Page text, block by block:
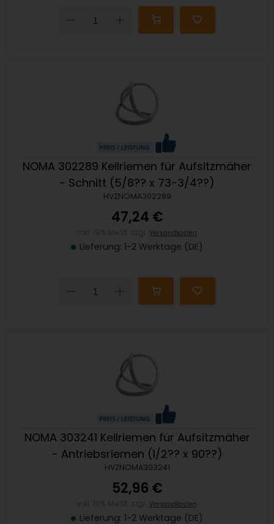
Down
NOMA 302289 Keilriemen für Aufsitzmäher
- Schnitt (5/8?? x 73-3/4??)
HVZNOMA302289
47,24 €
Versandkosten
Lieferung: 1-2 Werktage (DE)
Down
NOMA 303241 Keilriemen für Aufsitzmäher
- Antriebsriemen (1/2?? x 90??)
HVZNOMA303241
52,96 €
Versandkosten
Lieferung: 1-2 Werktage (DE)